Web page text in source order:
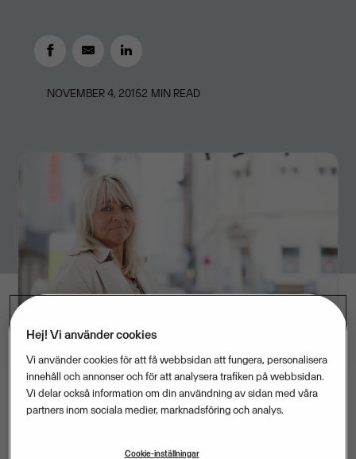
NOVEMBER 4, 20152 MIN READ
starten 2005 och har nu skolor på 5 orter.
Hej! Vi använder cookies
Vi använder cookies för att få webbsidan att fungera, personalisera
innehåll och annonser och för att analysera trafiken på webbsidan.
Vi delar också information om din användning av sidan med våra
partners inom sociala medier, marknadsföring och analys.
Cookie-inställningar